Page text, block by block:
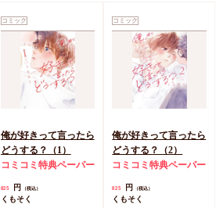
コミック
俺が好きって言ったら
どうする？（1）
コミコミ特典ペーパー
825 円 （税込）
くもそく
コミック
俺が好きって言ったら
どうする？（2）
コミコミ特典ペーパー
825 円 （税込）
くもそく